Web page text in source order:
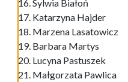
16. Sylwia Białoń
17. Katarzyna Hajder
18. Marzena Lasatowicz
19. Barbara Martys
20. Lucyna Pastuszek
21. Małgorzata Pawlica